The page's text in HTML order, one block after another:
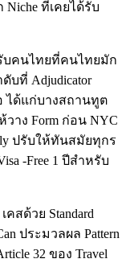
Niche ที่เคยได้รับ
รับคนไทยที่คนไทยมัก
บที่ Adjudicator
ได้แก่บางสถานทูต
วาง Form ก่อน NYC
ปรับให้ทันสมัยทุกร
-Free 1 ปีสำหรับ
คสด้วย Standard
ประมวลผล Pattern
32 ของ Travel